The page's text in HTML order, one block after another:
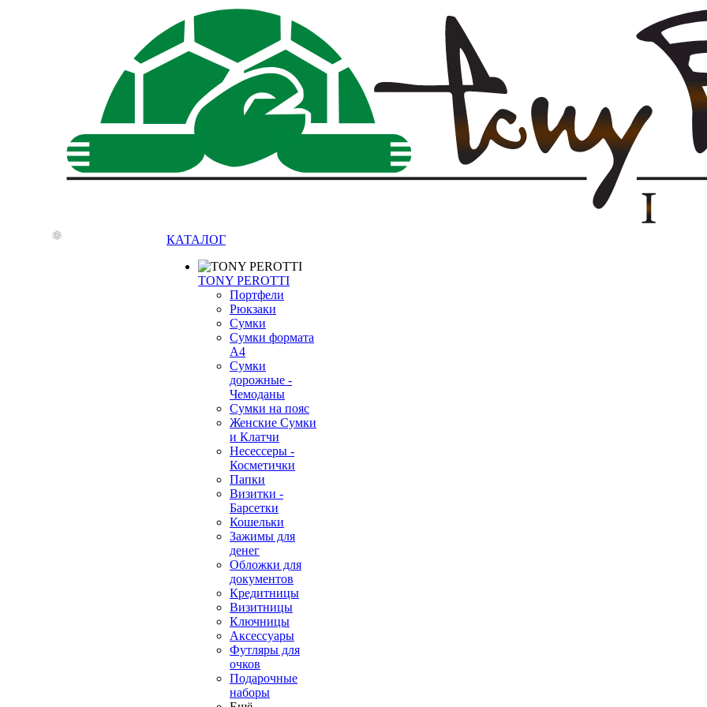
КАТАЛОГ
TONY PEROTTI
Портфели
Рюкзаки
Сумки
Сумки формата
А4
Сумки
дорожные -
Чемоданы
Сумки на пояс
Женские Сумки
и Клатчи
Несессеры -
Косметички
Папки
Визитки -
Барсетки
Кошельки
Зажимы для
денег
Обложки для
документов
Кредитницы
Визитницы
Ключницы
Аксессуары
Футляры для
очков
Подарочные
наборы
❄